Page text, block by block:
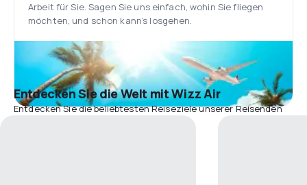
Arbeit für Sie. Sagen Sie uns einfach, wohin Sie fliegen
möchten, und schon kann’s losgehen.
Entdecken Sie die Welt mit Wizz Air
Entdecken Sie die beliebtesten Reiseziele unserer Reisenden